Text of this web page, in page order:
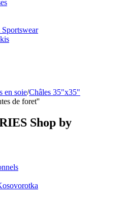
en soie/Châles 35"x35"
de foret''
Shop by